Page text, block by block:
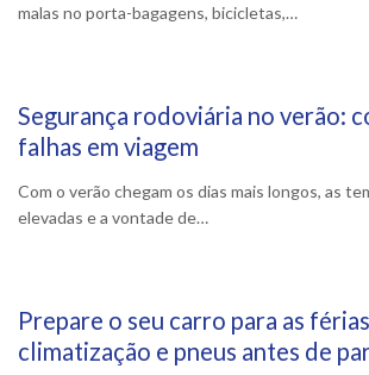
malas no porta-bagagens, bicicletas,…
7 Julho, 2025
Segurança rodoviária no verão:
falhas em viagem
Com o verão chegam os dias mais longos, as
elevadas e a vontade de…
9 Junho, 2025
Prepare o seu carro para as
climatização e pneus antes de